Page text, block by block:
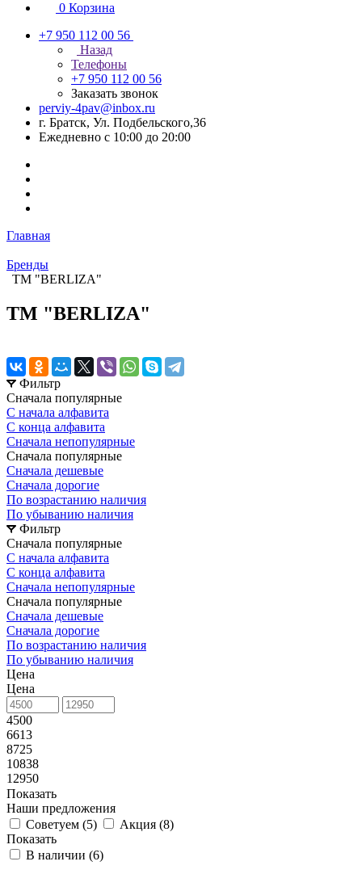
0 Корзина
+7 950 112 00 56
Назад
Телефоны
+7 950 112 00 56
Заказать звонок
perviy-4pav@inbox.ru
г. Братск, Ул. Подбельского,36
Ежедневно с 10:00 до 20:00
Главная
Бренды
ТМ "BERLIZA"
ТМ "BERLIZA"
Фильтр
Сначала популярные
С начала алфавита
С конца алфавита
Сначала непопулярные
Сначала популярные
Сначала дешевые
Сначала дорогие
По возрастанию наличия
По убыванию наличия
Фильтр
Сначала популярные
С начала алфавита
С конца алфавита
Сначала непопулярные
Сначала популярные
Сначала дешевые
Сначала дорогие
По возрастанию наличия
По убыванию наличия
Цена
Цена
4500
6613
8725
10838
12950
Показать
Наши предложения
Советуем (5) Акция (8)
Показать
В наличии (6)